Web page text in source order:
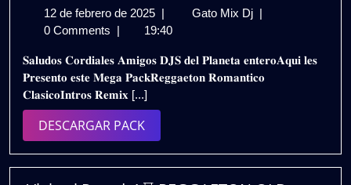
12 de febrero de 2025 12
de
de
2025
| Gato Mix Dj 𝗣𝗔𝗖𝗞
𝗖𝗟𝗔𝗦𝗜𝗖𝗢
–
|
|
0 Comments | 19:40
𝐒𝐚𝐥𝐮𝐝𝐨𝐬 𝐂𝐨𝐫𝐝𝐢𝐚𝐥𝐞𝐬 𝐀𝐦𝐢𝐠𝐨𝐬 𝐃𝐉𝐒 𝐝𝐞𝐥 𝐏𝐥𝐚𝐧𝐞𝐭𝐚 𝐞𝐧𝐭𝐞𝐫𝐨𝐀𝐪𝐮𝐢 𝐥𝐞𝐬
𝐏𝐫𝐞𝐬𝐞𝐧𝐭𝐨 𝐞𝐬𝐭𝐞 𝐌𝐞𝐠𝐚 𝐏𝐚𝐜𝐤𝐑𝐞𝐠𝐠𝐚𝐞𝐭𝐨𝐧 𝐑𝐨𝐦𝐚𝐧𝐭𝐢𝐜𝐨
𝐂𝐥𝐚𝐬𝐢𝐜𝐨𝐈𝐧𝐭𝐫𝐨𝐬 𝐑𝐞𝐦𝐢𝐱 [...]
DESCARGAR PACKDESCARGAR
PACK